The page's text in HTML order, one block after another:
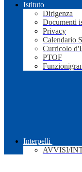
Istituto
Dirigenza
Documenti
Privacy
Calendario
Curricolo
PTOF
Interpelli
AVVISI/